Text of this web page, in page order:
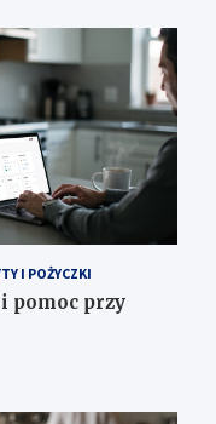
I POŻYCZKI
pomoc przy